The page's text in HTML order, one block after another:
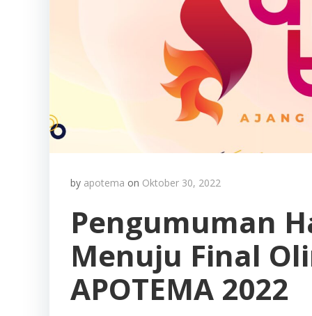
by apotema on Oktober 30, 2022
Pengumuman
Menuju Final
APOTEMA 2022